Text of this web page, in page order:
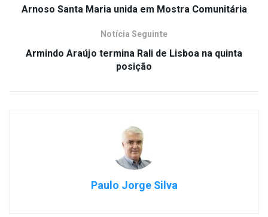
Arnoso Santa Maria unida em Mostra Comunitária
Notícia Seguinte
Armindo Araújo termina Rali de Lisboa na quinta
posição
Paulo Jorge Silva